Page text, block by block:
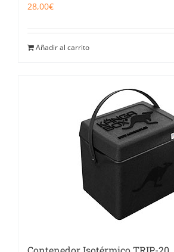
28,00€
Añadir al carrito